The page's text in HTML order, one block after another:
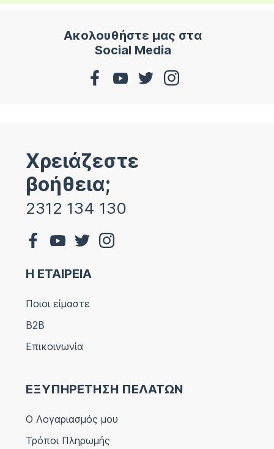
Ακολουθήστε μας στα
Social Media
Χρειάζεστε
βοήθεια;
2312 134 130
Η ΕΤΑΙΡΕΙΑ
Ποιοι είμαστε
B2B
Επικοινωνία
ΕΞΥΠΗΡΕΤΗΣΗ ΠΕΛΑΤΩΝ
Ο Λογαριασμός μου
Τρόποι Πληρωμής